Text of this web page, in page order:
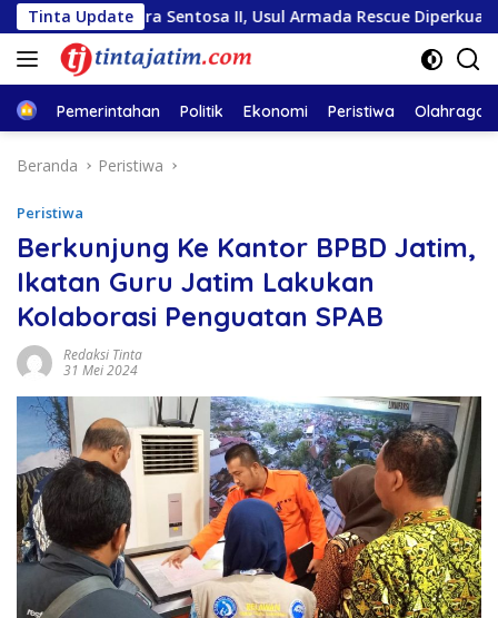
Langsung
ke
konten
Tinta Update
Sentosa II, Usul Armada Rescue Diperkuat
HomePemerintahan Politik Ekonomi Peristiwa Olahraga
Beranda Peristiwa
Peristiwa
Berkunjung Ke Kantor BPBD Jatim,
Ikatan Guru Jatim Lakukan
Kolaborasi Penguatan SPAB
Redaksi Tinta
31 Mei 2024